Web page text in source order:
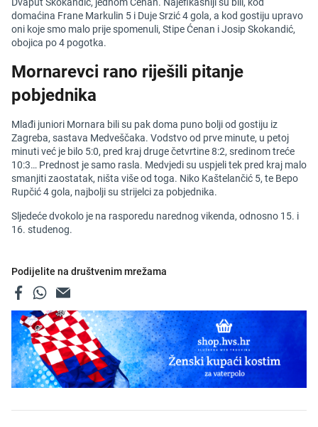
Dvaput Skokandić, jednom Ćenan. Najefikasniji su bili, kod
domaćina Frane Markulin 5 i Duje Srzić 4 gola, a kod gostiju upravo
oni koje smo malo prije spomenuli, Stipe Ćenan i Josip Skokandić,
obojica po 4 pogotka.
Mornarevci rano riješili pitanje
pobjednika
Mlađi juniori Mornara bili su pak doma puno bolji od gostiju iz
Zagreba, sastava Medveščaka. Vodstvo od prve minute, u petoj
minuti već je bilo 5:0, pred kraj druge četvrtine 8:2, sredinom treće
10:3… Prednost je samo rasla. Medvjedi su uspjeli tek pred kraj malo
smanjiti zaostatak, ništa više od toga. Niko Kaštelančić 5, te Bepo
Rupčić 4 gola, najbolji su strijelci za pobjednika.
Sljedeće dvokolo je na rasporedu narednog vikenda, odnosno 15. i
16. studenog.
Podijelite na društvenim mrežama